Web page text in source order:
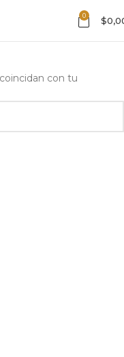
0 $
con tu